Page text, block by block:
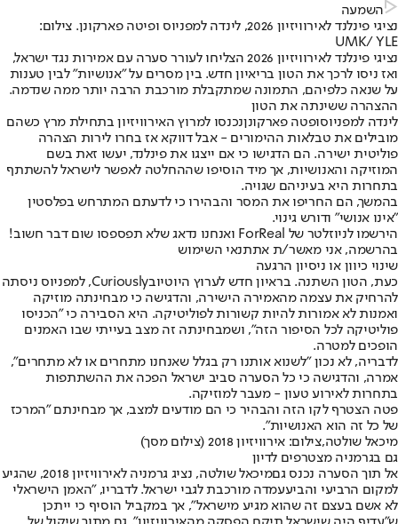
השמעה
נציגי פינלנד לאירוויזיון 2026, לינדה למפניוס ופיטה פארקונן. צילום:
UMK/ YLE
נציגי פינלנד לאירוויזיון 2026 הצליחו לעורר סערה עם אמירות נגד ישראל,
ואז ניסו לרכך את הטון בריאיון חדש. בין מסרים על "אנושיות" לבין טענות
על שנאה כלפיהם, התמונה שמתקבלת מורכבת הרבה יותר ממה שנדמה.
ההצהרה ששינתה את הטון
לינדה למפניוסופטה פארקונןנכנסו למרוץ האירוויזיון בתחילת מרץ כשהם
מובילים את טבלאות ההימורים - אבל דווקא אז בחרו לירות הצהרה
פוליטית ישירה. הם הדגישו כי אם ייצגו את פינלנד, יעשו זאת בשם
המוזיקה והאנושיות, אך מיד הוסיפו שההחלטה לאפשר לישראל להשתתף
בתחרות היא בעיניהם שגויה.
בהמשך, הם החריפו את המסר והבהירו כי לדעתם המתרחש בפלסטין
"אינו אנושי" ודורש גינוי.
הירשמו לניוזלטר של ForReal ואנחנו נדאג שלא תפספסו שום דבר חשוב!
בהרשמה, אני מאשר/ת אתתנאי השימוש
שינוי כיוון או ניסיון הרגעה
כעת, הטון השתנה. בראיון חדש לערוץ היוטיובCuriously, למפניוס ניסתה
להרחיק את עצמה מהאמירה הישירה, והדגישה כי מבחינתה מוזיקה
ואמנות לא אמורות להיות קשורות לפוליטיקה. היא הסבירה כי "הכניסו
פוליטיקה לכל הסיפור הזה", ושמבחינתה זה מצב בעייתי שבו האמנים
הופכים למטרה.
לדבריה, לא נכון "לשנוא אותנו רק בגלל שאנחנו מתחרים או לא מתחרים",
אמרה, והדגישה כי כל הסערה סביב ישראל הפכה את ההשתתפות
בתחרות לאירוע טעון - מעבר למוזיקה.
פטה הצטרף לקו הזה והבהיר כי הם מודעים למצב, אך מבחינתם "המרכז
של כל זה הוא האנושיות".
מיכאל שולטה,צילום: אירוויזיון 2018 (צילום מסך)
גם בגרמניה מצטרפים לדיון
אל תוך הסערה נכנס גםמיכאל שולטה
, נציג גרמניה לאירוויזיון 2018, שהגיע
למקום הרביעי והביעעמדה מורכבת לגבי ישראל. לדבריו, "האמן הישראלי
לא אשם בעצם זה שהוא מגיע מישראל", אך במקביל הוסיף כי ייתכן